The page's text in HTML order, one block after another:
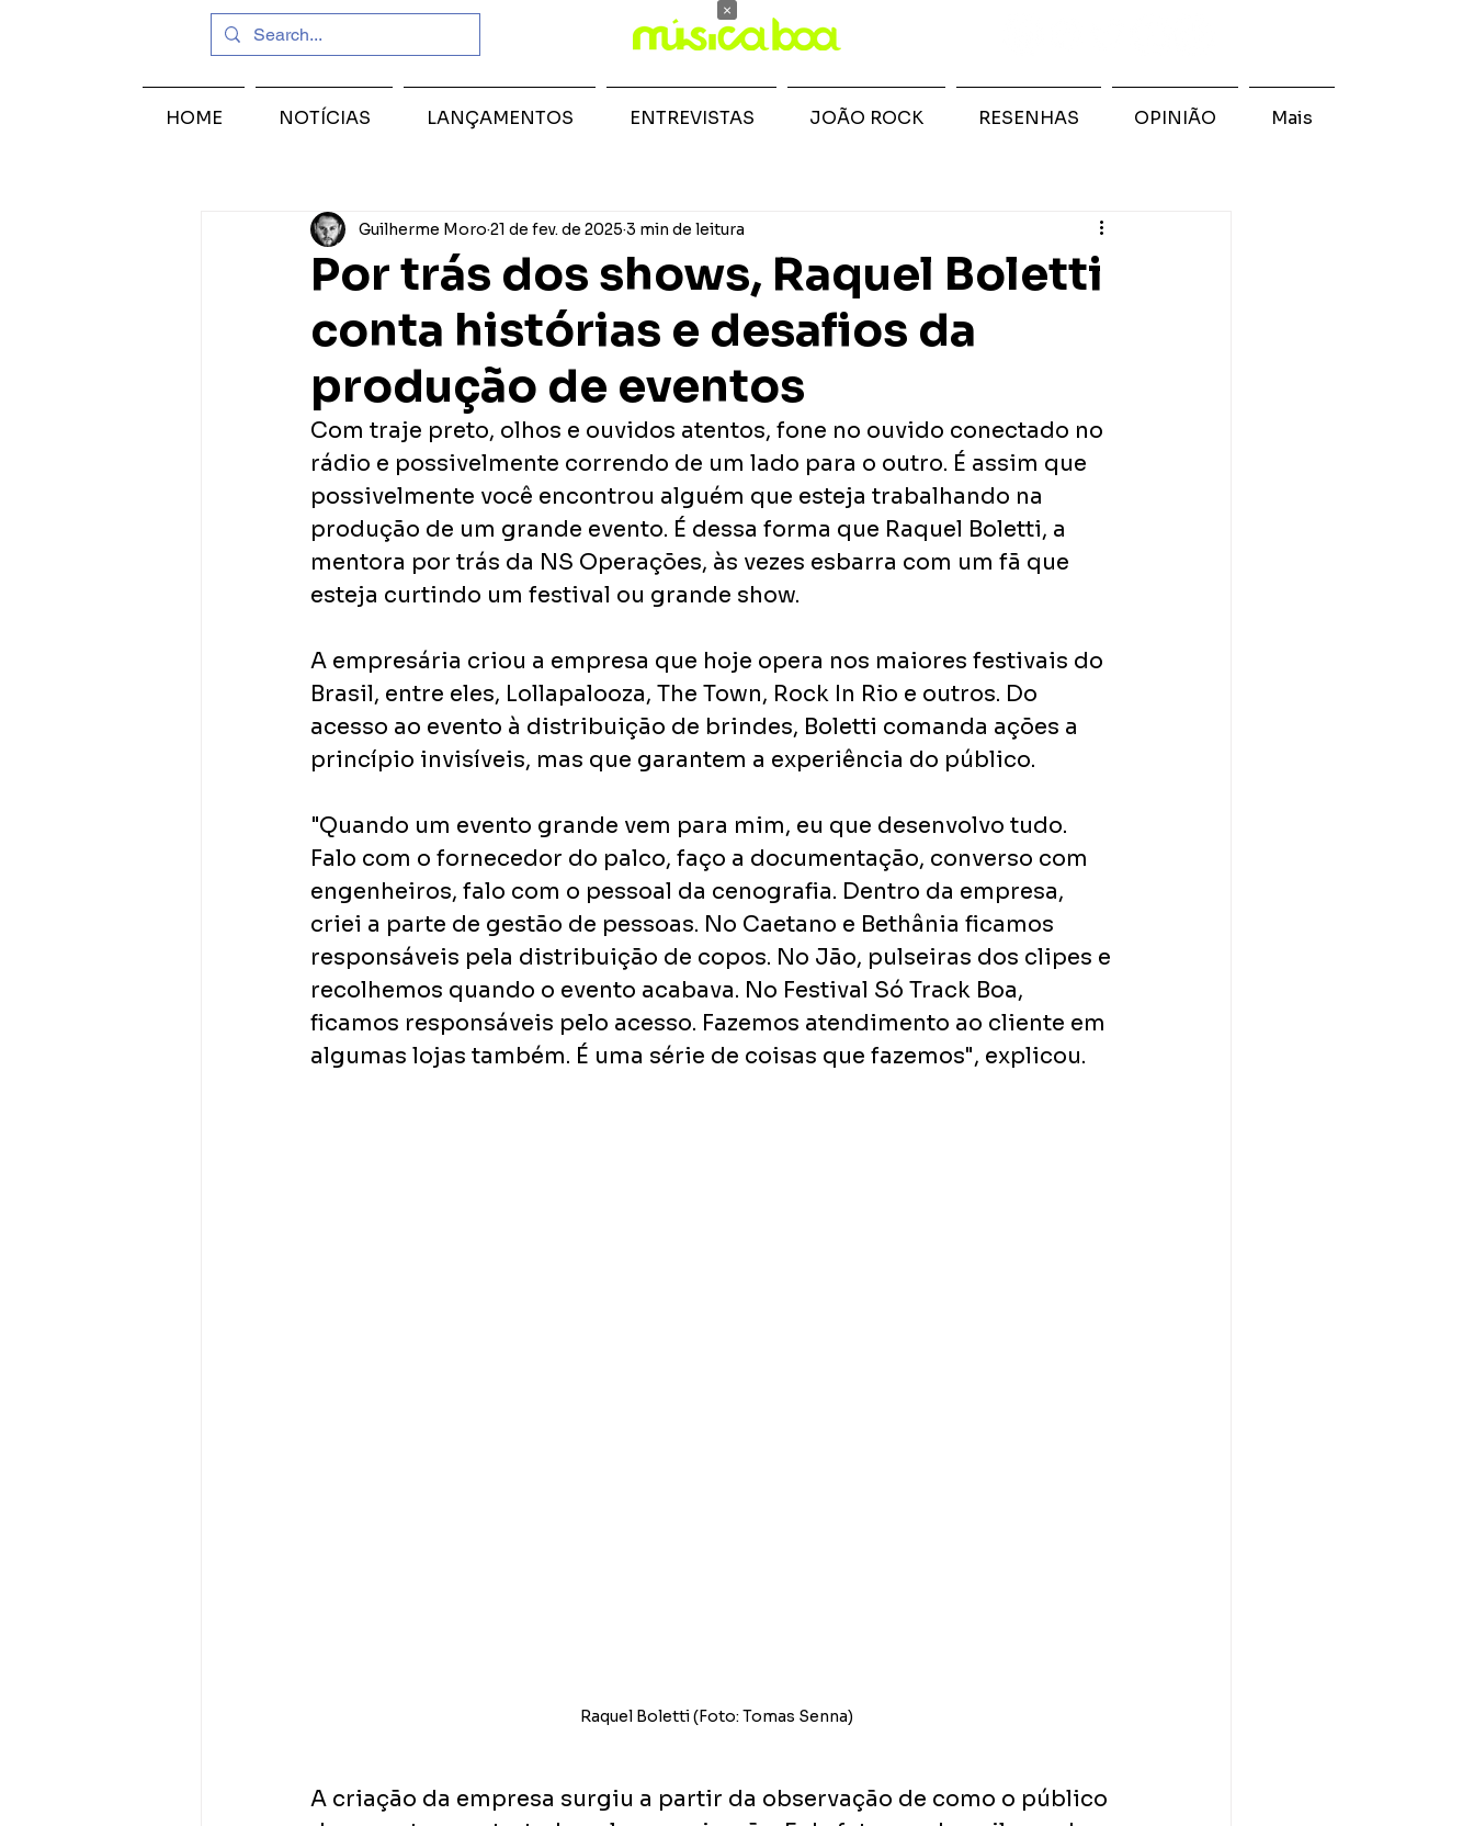
Por trás dos shows, Raquel Boletti
conta histórias e desafios da
produção de eventos
Guilherme Moro 21 de fev. de 2025 3 min de leitura
Com traje preto, olhos e ouvidos atentos, fone no ouvido conectado no
rádio e possivelmente correndo de um lado para o outro. É assim que
possivelmente você encontrou alguém que esteja trabalhando na
produção de um grande evento. É dessa forma que Raquel Boletti, a
mentora por trás da NS Operações, às vezes esbarra com um fã que
esteja curtindo um festival ou grande show.
A empresária criou a empresa que hoje opera nos maiores festivais do
Brasil, entre eles, Lollapalooza, The Town, Rock In Rio e outros. Do
acesso ao evento à distribuição de brindes, Boletti comanda ações a
princípio invisíveis, mas que garantem a experiência do público.
"Quando um evento grande vem para mim, eu que desenvolvo tudo.
Falo com o fornecedor do palco, faço a documentação, converso com
engenheiros, falo com o pessoal da cenografia. Dentro da empresa,
criei a parte de gestão de pessoas. No Caetano e Bethânia ficamos
responsáveis pela distribuição de copos. No Jão, pulseiras dos clipes e
recolhemos quando o evento acabava. No Festival Só Track Boa,
ficamos responsáveis pelo acesso. Fazemos atendimento ao cliente em
algumas lojas também. É uma série de coisas que fazemos", explicou.
Raquel Boletti (Foto: Tomas Senna)
A criação da empresa surgiu a partir da observação de como o público
HOME NOTÍCIAS LANÇAMENTOS ENTREVISTAS JOÃO ROCK RESENHAS OPINIÃO Mais
×